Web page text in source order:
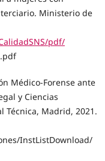
Ministerio de
pdf/
Médico-Forense ante
y Ciencias
Técnica, Madrid, 2021.
InstListDownload/